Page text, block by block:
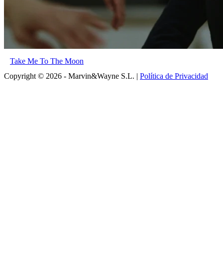
Take Me To The Moon
Copyright © 2026 - Marvin&Wayne S.L. | Política de Privacidad